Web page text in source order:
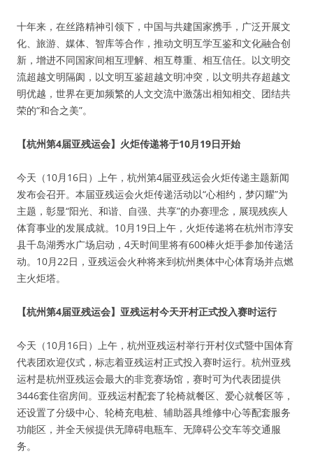
十年来，在丝路精神引领下，中国与共建国家携手，广泛开展文
化、旅游、媒体、智库等合作，推动文明互学互鉴和文化融合创
新，增进不同国家间相互理解、相互尊重、相互信任。以文明交
流超越文明隔阂，以文明互鉴超越文明冲突，以文明共存超越文
明优越，世界在更加频繁的人文交流中激荡出相知相交、团结共
荣的“和合之美”。
【杭州第4届亚残运会】火炬传递将于10月19日开始
今天（10月16日）上午，杭州第4届亚残运会火炬传递主题新闻
发布会召开。本届亚残运会火炬传递活动以“心相约，梦闪耀”为
主题，彰显“阳光、和谐、自强、共享”的办赛理念，展现残疾人
体育事业的发展成就。10月19日上午，火炬传递将在杭州市淳安
县千岛湖秀水广场启动，4天时间里将有600棒火炬手参加传递活
动。10月22日，亚残运会火种将来到杭州奥体中心体育场并点燃
主火炬塔。
【杭州第4届亚残运会】亚残运村今天开村正式投入赛时运行
今天（10月16日）上午，杭州亚残运村举行开村仪式暨中国体育
代表团欢迎仪式，标志着亚残运村正式投入赛时运行。杭州亚残
运村是杭州亚残运会最大的非竞赛场馆，赛时可为代表团提供
3446套住宿房间。亚残运村配套了轮椅就餐区、爱心就餐区等，
还设置了分级中心、轮椅充电桩、辅助器具维修中心等配套服务
功能区，并全天候提供无障碍电瓶车、无障碍公交车等交通服
务。